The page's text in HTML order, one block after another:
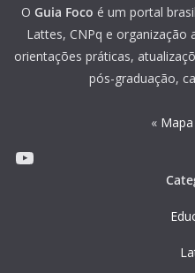
O Guia Foco é um portal
Lattes, CNPq e organização
orientações práticas,
pós-graduação,
«
Youtube